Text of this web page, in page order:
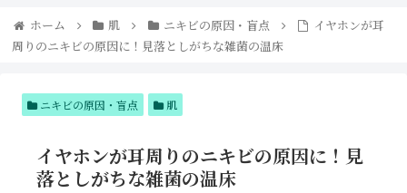
ヨナ
ラ！
コメ
人気
アイ
テム
肌へ
り食
ホーム 肌 ニキビの原因・盲点
イヤホンが耳
周りのニキビの原因に！見落としがちな雑菌の温床
ニキビの原因・盲点 肌
イヤホンが耳周りのニキビの原因に！見
落としがちな雑菌の温床